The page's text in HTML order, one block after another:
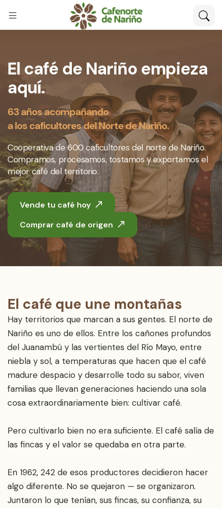
El café de Nariño empieza
aquí.
63 años acompañando
a los caficultores del Norte de Nariño.
Cooperativa de 600 caficultores del norte de Nariño.
Compramos, procesamos, tostamos y exportamos el
mejor café del territorio.
Vende tu café hoy
Comprar café de origen
El café que une montañas
Hay territorios que marcan a sus gentes. El norte de
Nariño es uno de ellos. Entre los cañones profundos
del Juanambú y las vertientes del Río Mayo, entre
niebla y sol, a temperaturas que hacen que el café
madure despacio y desarrolle todo su sabor, viven
familias que llevan generaciones haciendo una sola
cosa extraordinariamente bien: cultivar café.
Pero cultivarlo bien no era suficiente. El café salía de
las fincas y el valor se quedaba en otra parte.
En 1962, 242 de esos productores decidieron hacer
algo diferente. No se quejaron — se organizaron.
Juntaron lo que tenían, sus fincas, su confianza, su